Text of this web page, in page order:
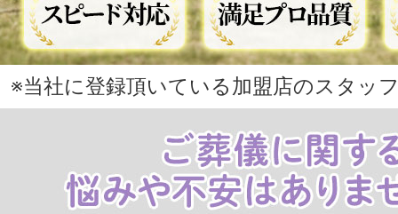
※当社に登録頂いている加盟店のスタッ